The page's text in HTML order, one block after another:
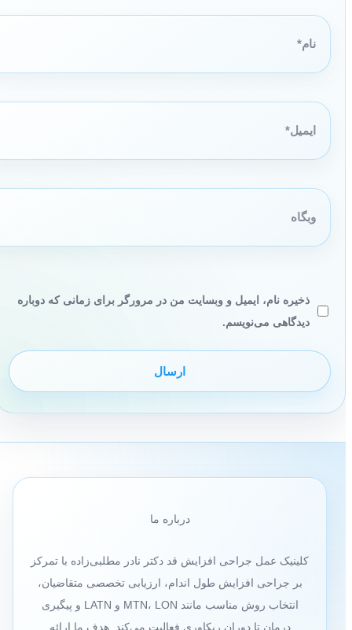
نام*
ایمیل*
وبگاه
ذخیره نام، ایمیل و وبسایت من در مرورگر برای زمانی که دوباره
دیدگاهی می‌نویسم.
درباره ما
کلینیک عمل جراحی افزایش قد دکتر نادر مطلبی‌زاده با تمرکز
بر جراحی افزایش طول اندام، ارزیابی تخصصی متقاضیان،
انتخاب روش مناسب مانند MTN، LON و LATN و پیگیری
درمان تا دوران ریکاوری فعالیت می‌کند. هدف ما ارائه